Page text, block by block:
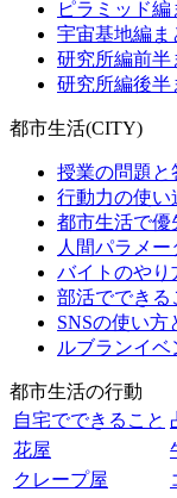
ピラミッド編
宇宙基地編ま
研究所編前半
研究所編後半
都市生活(CITY)
授業の問題と
行動力の使い
都市生活で優
人間パラメ
バイトのやり
部活でできる
SNSの使い方
ルブランイ
都市生活の行動
自宅でできること
花屋
クレープ屋